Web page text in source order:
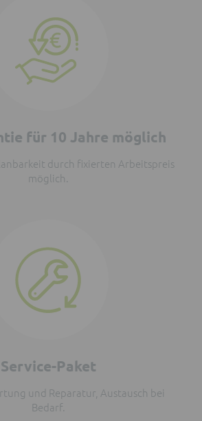
für 10 Jahre möglich
durch fixierten Arbeitspreis
möglich.
Service-Paket
und Reparatur, Austausch bei
Bedarf.